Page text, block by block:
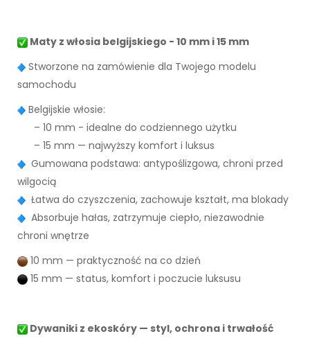
Maty z włosia belgijskiego - 10 mm i 15 mm
Stworzone na zamówienie dla Twojego modelu
samochodu
Belgijskie włosie:
– 10 mm - idealne do codziennego użytku
– 15 mm — najwyższy komfort i luksus
Gumowana podstawa: antypoślizgowa, chroni przed
wilgocią
Łatwa do czyszczenia, zachowuje kształt, ma blokady
Absorbuje hałas, zatrzymuje ciepło, niezawodnie
chroni wnętrze
10 mm — praktyczność na co dzień
15 mm — status, komfort i poczucie luksusu
Dywaniki z ekoskóry — styl, ochrona i trwałość